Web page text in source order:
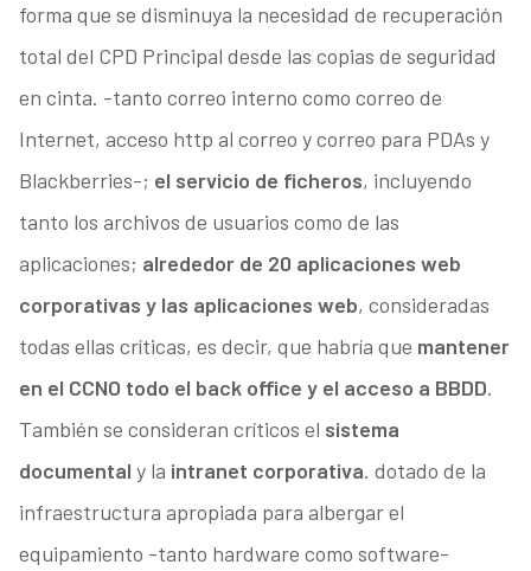
forma que se disminuya la necesidad de recuperación
total del CPD Principal desde las copias de seguridad
en cinta. -tanto correo interno como correo de
Internet, acceso http al correo y correo para PDAs y
Blackberries-; el servicio de ficheros, incluyendo
tanto los archivos de usuarios como de las
aplicaciones; alrededor de 20 aplicaciones web
corporativas y las aplicaciones web, consideradas
todas ellas críticas, es decir, que habría que mantener
en el CCNO todo el back office y el acceso a BBDD.
También se consideran críticos el sistema
documental y la intranet corporativa. dotado de la
infraestructura apropiada para albergar el
equipamiento -tanto hardware como software-